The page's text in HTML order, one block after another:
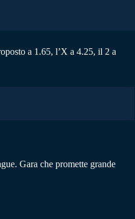
a 1.65, l’X a 4.25, il 2 a
Gara che promette grande